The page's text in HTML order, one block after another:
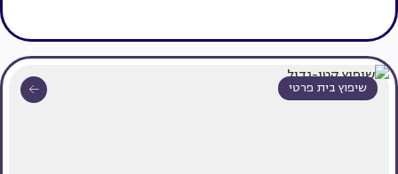
שיפוץ בית פרטי